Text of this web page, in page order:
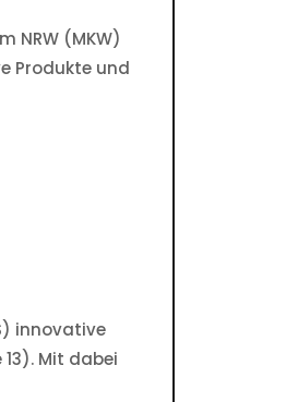
NRW (MKW)
Produkte und
innovative
Mit dabei